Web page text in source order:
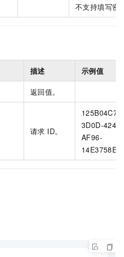
不支持填写密
描述 示例值
返回值。
请求 ID。
125B04C7-
3D0D-4245-
AF96-